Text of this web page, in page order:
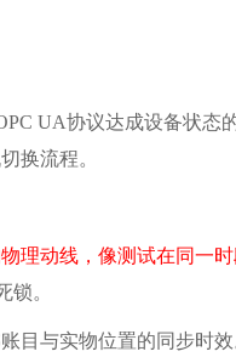
UA协议达成设备状态
换流程。
理动线，像测试在同一
。
与实物位置的同步时效